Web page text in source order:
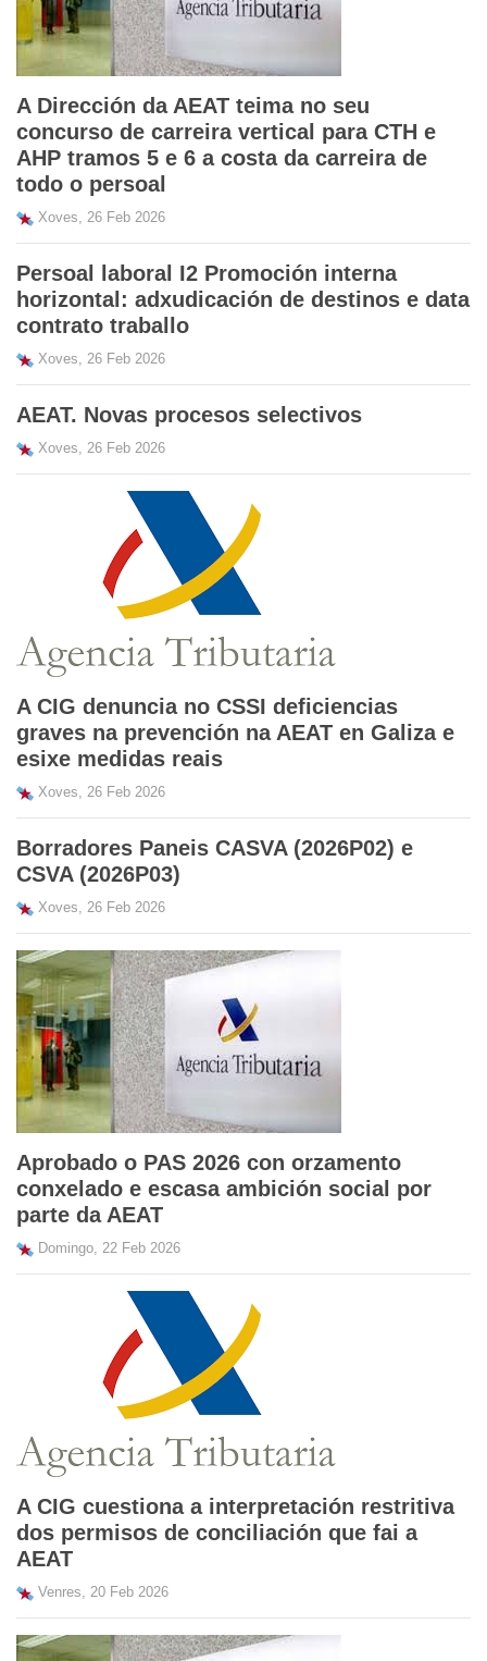
A Dirección da AEAT teima no seu
concurso de carreira vertical para CTH e
AHP tramos 5 e 6 a costa da carreira de
todo o persoal
Xoves, 26 Feb 2026
Persoal laboral I2 Promoción interna
horizontal: adxudicación de destinos e data
contrato traballo
Xoves, 26 Feb 2026
AEAT. Novas procesos selectivos
Xoves, 26 Feb 2026
A CIG denuncia no CSSI deficiencias
graves na prevención na AEAT en Galiza e
esixe medidas reais
Xoves, 26 Feb 2026
Borradores Paneis CASVA (2026P02) e
CSVA (2026P03)
Xoves, 26 Feb 2026
Aprobado o PAS 2026 con orzamento
conxelado e escasa ambición social por
parte da AEAT
Domingo, 22 Feb 2026
A CIG cuestiona a interpretación restritiva
dos permisos de conciliación que fai a
AEAT
Venres, 20 Feb 2026